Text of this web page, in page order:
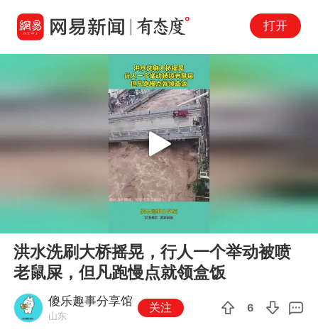
打开
Play
洪水洗刷大桥摇晃，行人一个举动被喷
老鼠屎，但凡跑慢点就领盒饭
傻乐趣事分享馆
山东
关注 6